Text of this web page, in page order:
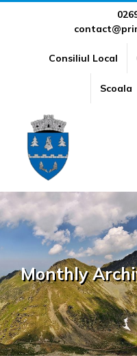
Consiliul Local
Scoala
Monthly